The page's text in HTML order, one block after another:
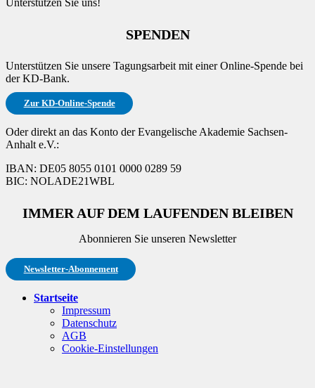
Unterstützen Sie uns!
SPENDEN
Unterstützen Sie unsere Tagungsarbeit mit einer Online-Spende bei
der KD-Bank.
Zur KD-Online-Spende
Oder direkt an das Konto der Evangelische Akademie Sachsen-
Anhalt e.V.:
IBAN: DE05 8055 0101 0000 0289 59
BIC: NOLADE21WBL
IMMER AUF DEM LAUFENDEN BLEIBEN
Abonnieren Sie unseren Newsletter
Newsletter-Abonnement
Startseite
Impressum
Datenschutz
AGB
Cookie-Einstellungen